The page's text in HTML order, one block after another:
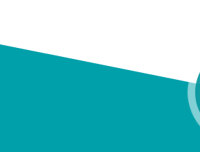
REGISZTRÁLOK/